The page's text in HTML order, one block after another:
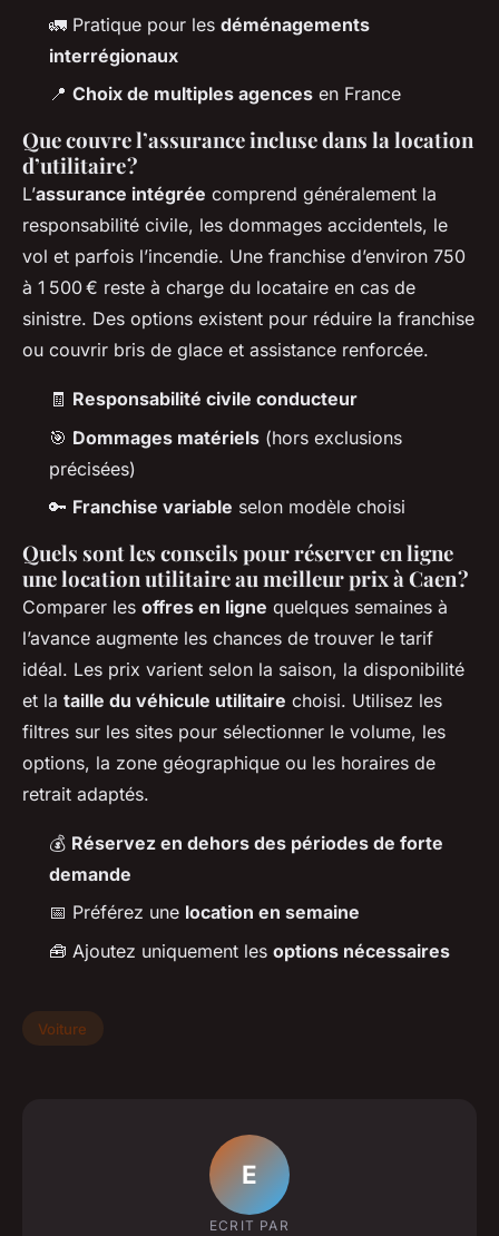
🚛 Pratique pour les déménagements
interrégionaux
📍 Choix de multiples agences en France
Que couvre l’assurance incluse dans la location
d’utilitaire ?
L’assurance intégrée comprend généralement la
responsabilité civile, les dommages accidentels, le
vol et parfois l’incendie. Une franchise d’environ 750
à 1 500 € reste à charge du locataire en cas de
sinistre. Des options existent pour réduire la franchise
ou couvrir bris de glace et assistance renforcée.
🧾 Responsabilité civile conducteur
🎯 Dommages matériels (hors exclusions
précisées)
🔑 Franchise variable selon modèle choisi
Quels sont les conseils pour réserver en ligne
une location utilitaire au meilleur prix à Caen ?
Comparer les offres en ligne quelques semaines à
l’avance augmente les chances de trouver le tarif
idéal. Les prix varient selon la saison, la disponibilité
et la taille du véhicule utilitaire choisi. Utilisez les
filtres sur les sites pour sélectionner le volume, les
options, la zone géographique ou les horaires de
retrait adaptés.
💰 Réservez en dehors des périodes de forte
demande
📅 Préférez une location en semaine
🧰 Ajoutez uniquement les options nécessaires
Voiture
E
ECRIT PAR